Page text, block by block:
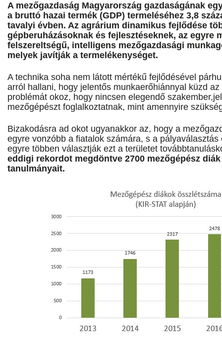
A mezőgazdaság Magyarország gazdaságának
a bruttó hazai termék (GDP) termeléséhez 3,8
tavalyi évben. Az agrárium dinamikus fejlődése
gépberuházásoknak és fejlesztéseknek, az egyre
felszereltségű, intelligens mezőgazdasági
melyek javítják a termelékenységet.
A technika soha nem látott mértékű fejlődésével
arról hallani, hogy jelentős munkaerőhiánnyal küzd
problémát okoz, hogy nincsen elegendő
mezőgépészt foglalkoztatnak, mint amennyire
Bizakodásra ad okot ugyanakkor az, hogy a
egyre vonzóbb a fiatalok számára, s a
egyre többen választják ezt a területet
eddigi rekordot megdöntve 2700 mezőgépész
tanulmányait.